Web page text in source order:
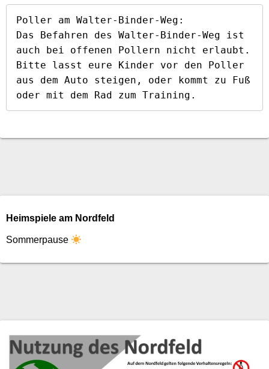
Poller am Walter-Binder-Weg:
Das Befahren des Walter-Binder-Weg ist
auch bei offenen Pollern nicht erlaubt.
Bitte lasst eure Kinder vor den Poller
aus dem Auto steigen, oder kommt zu Fuß
oder mit dem Rad zum Training.
Heimspiele am Nordfeld
Sommerpause